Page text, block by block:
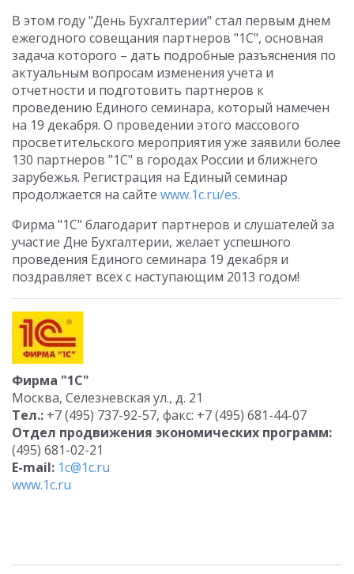
В этом году "День Бухгалтерии" стал первым днем
ежегодного совещания партнеров "1С", основная
задача которого – дать подробные разъяснения по
актуальным вопросам изменения учета и
отчетности и подготовить партнеров к
проведению Единого семинара, который намечен
на 19 декабря. О проведении этого массового
просветительского мероприятия уже заявили более
130 партнеров "1С" в городах России и ближнего
зарубежья. Регистрация на Единый семинар
продолжается на сайте www.1c.ru/es.
Фирма "1С" благодарит партнеров и слушателей за
участие Дне Бухгалтерии, желает успешного
проведения Единого семинара 19 декабря и
поздравляет всех с наступающим 2013 годом!
Фирма "1С"
Москва, Селезневская ул., д. 21
Тел.: +7 (495) 737-92-57, факс: +7 (495) 681-44-07
Отдел продвижения экономических программ:
(495) 681-02-21
E-mail: 1c@1c.ru
www.1c.ru